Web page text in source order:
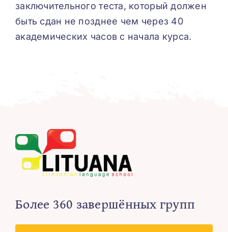
заключительного теста, который должен
быть сдан не позднее чем через 40
академических часов с начала курса.
Более 360 завершённых групп